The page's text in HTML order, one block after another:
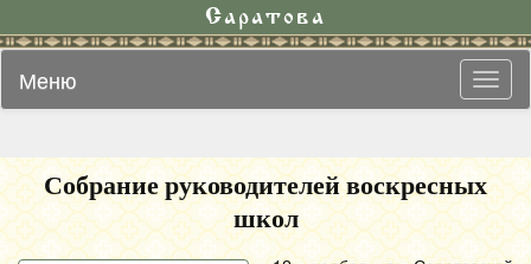
Саратова
Меню
Собрание руководителей воскресных
школ